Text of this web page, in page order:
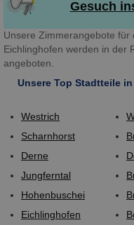
Gesuch
Unsere Zimmerangebote für
Eichlinghofen werden in der
angeboten.
Unsere Top Stadtteile
Westrich
Scharnhorst
Derne
Jungferntal
Hohenbuschei
Eichlinghofen